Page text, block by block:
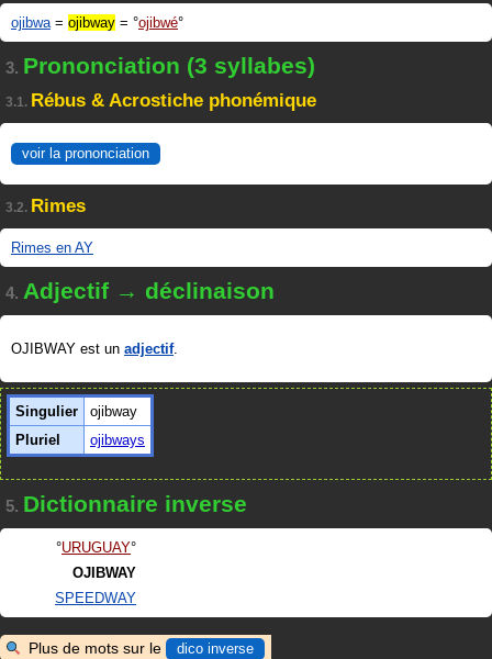
ojibwa= ojibway = ojibwé
3. Prononciation (3 syllabes)
3.1. Rébus & Acrostiche phonémique
voir la prononciation
3.2. Rimes
Rimes en AY
4. Adjectif → déclinaison
OJIBWAY est un adjectif.
Singulier
ojibway
Pluriel
ojibways
5. Dictionnaire inverse
URUGUAY
OJIBWAY
SPEEDWAY
Plus de mots sur le dico inverse